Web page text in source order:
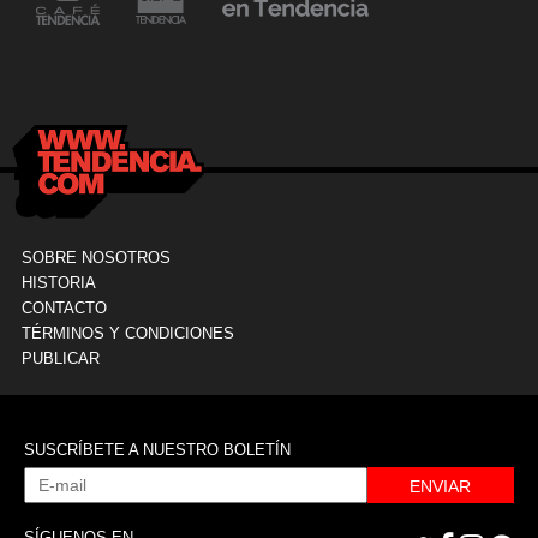
24 mayo, 2021
SOBRE NOSOTROS
HISTORIA
CONTACTO
TÉRMINOS Y CONDICIONES
PUBLICAR
SUSCRÍBETE A NUESTRO BOLETÍN
ENVIAR